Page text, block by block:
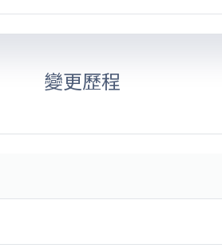
變更歷程